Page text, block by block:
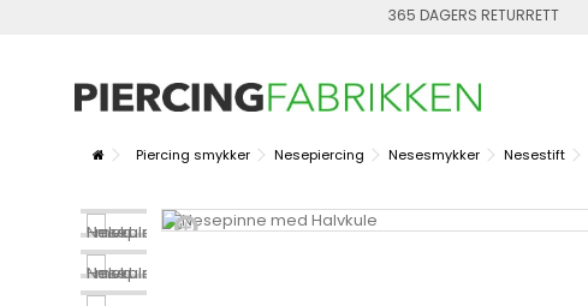
365 DAGERS RETURRETT
Piercing smykker Nesepiercing Nesesmykker Nesestift